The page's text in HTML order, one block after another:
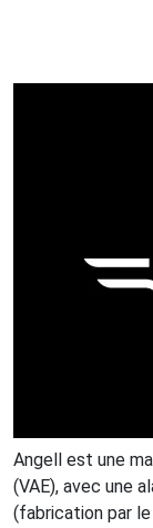
Angell est une
(VAE), avec une
(fabrication par le